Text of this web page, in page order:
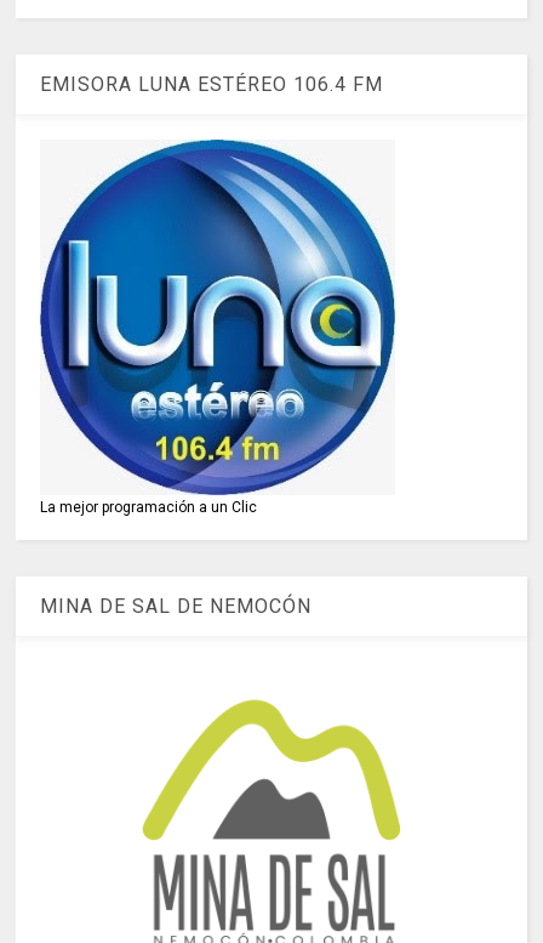
EMISORA LUNA ESTÉREO 106.4 FM
La mejor programación a un Clic
MINA DE SAL DE NEMOCÓN